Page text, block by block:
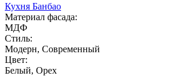
Кухня Банбао
Материал фасада:
МДФ
Стиль:
Модерн, Современный
Цвет:
Белый, Орех